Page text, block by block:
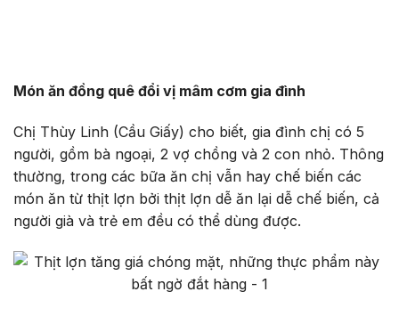
Món ăn đồng quê đổi vị mâm cơm gia đình
Chị Thùy Linh (Cầu Giấy) cho biết, gia đình chị có 5
người, gồm bà ngoại, 2 vợ chồng và 2 con nhỏ. Thông
thường, trong các bữa ăn chị vẫn hay chế biến các
món ăn từ thịt lợn bởi thịt lợn dễ ăn lại dễ chế biến, cả
người già và trẻ em đều có thể dùng được.